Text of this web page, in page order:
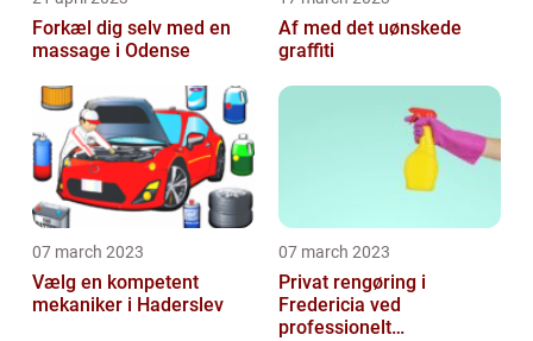
Forkæl dig selv med en
massage i Odense
Af med det uønskede
graffiti
07 march 2023
Vælg en kompetent
mekaniker i Haderslev
07 march 2023
Privat rengøring i
Fredericia ved
professionelt